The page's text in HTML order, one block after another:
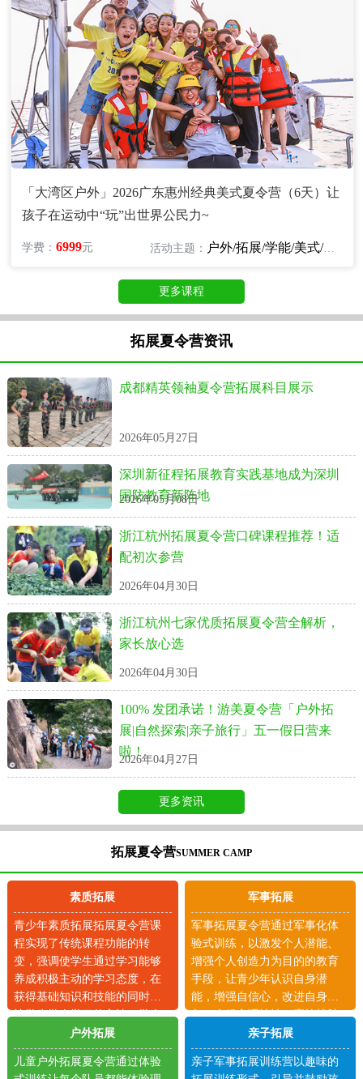
「大湾区户外」2026广东惠州经典美式夏令营（6天）让
孩子在运动中“玩”出世界公民力~
学费：6999元 活动主题： 户外/拓展/学能/美式/英语
更多课程
拓展夏令营资讯
成都精英领袖夏令营拓展科目展示
2026年05月27日
深圳新征程拓展教育实践基地成为深圳
国防教育新阵地
2026年05月08日
浙江杭州拓展夏令营口碑课程推荐！适
配初次参营
2026年04月30日
浙江杭州七家优质拓展夏令营全解析，
家长放心选
2026年04月30日
100% 发团承诺！游美夏令营「户外拓
展|自然探索|亲子旅行」五一假日营来
啦！
2026年04月27日
更多资讯
拓展夏令营SUMMER CAMP
素质拓展
青少年素质拓展拓展夏令营课
程实现了传统课程功能的转
变，强调使学生通过学习能够
养成积极主动的学习态度，在
获得基础知识和技能的同时也
让学生学会学习的方法，学会
军事拓展
军事拓展夏令营通过军事化体
验式训练，以激发个人潜能、
增强个人创造力为目的的教育
手段，让青少年认识自身潜
能，增强自信心，改进自身形
象；克服心理惰性，磨炼战胜
困难的毅力。
户外拓展
儿童户外拓展夏令营通过体验
亲子拓展
亲子军事拓展训练营以趣味的